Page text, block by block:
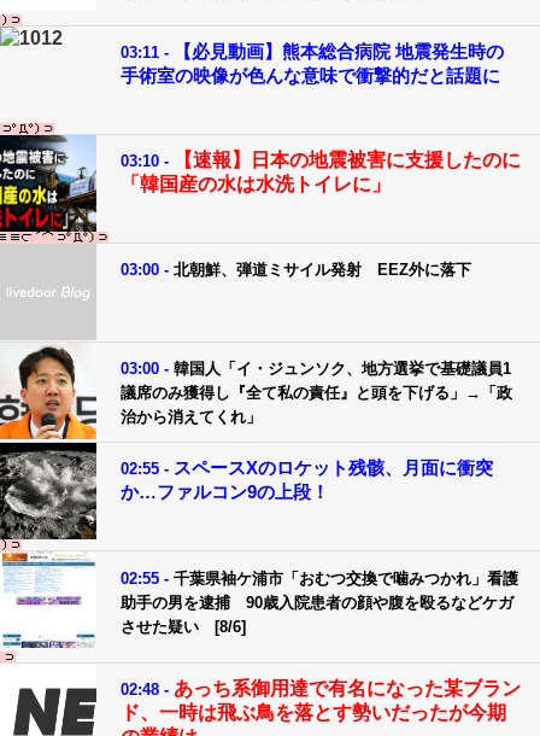
03:11 -
【必見動画】熊本総合病院 地震発生時の
手術室の映像が色んな意味で衝撃的だと話題に
03:10 -
【速報】日本の地震被害に支援したのに
「韓国産の水は水洗トイレに」
03:00 - 北朝鮮、弾道ミサイル発射 EEZ外に落下
03:00 - 韓国人「イ・ジュンソク、地方選挙で基礎議員1
議席のみ獲得し『全て私の責任』と頭を下げる」→「政
治から消えてくれ」
02:55 - スペースXのロケット残骸、月面に衝突
か…ファルコン9の上段！
02:55 - 千葉県袖ケ浦市「おむつ交換で噛みつかれ」看護
助手の男を逮捕 90歳入院患者の顔や腹を殴るなどケガ
させた疑い [8/6]
02:48 - あっち系御用達で有名になった某ブラン
ド、一時は飛ぶ鳥を落とす勢いだったが今期